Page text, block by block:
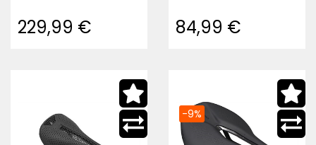
229,99 € 84,99 €
-9%